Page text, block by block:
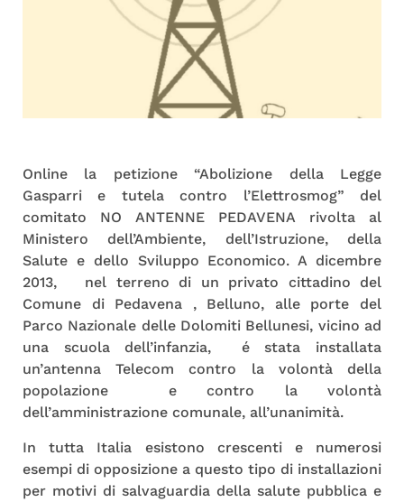
Online la petizione “Abolizione della Legge
Gasparri e tutela contro l’Elettrosmog” del
comitato NO ANTENNE PEDAVENA rivolta al
Ministero dell’Ambiente, dell’Istruzione, della
Salute e dello Sviluppo Economico. A dicembre
2013, nel terreno di un privato cittadino del
Comune di Pedavena , Belluno, alle porte del
Parco Nazionale delle Dolomiti Bellunesi, vicino ad
una scuola dell’infanzia, é stata installata
un’antenna Telecom contro la volontà della
popolazione e contro la volontà
dell’amministrazione comunale, all’unanimità.
In tutta Italia esistono crescenti e numerosi
esempi di opposizione a questo tipo di installazioni
per motivi di salvaguardia della salute pubblica e